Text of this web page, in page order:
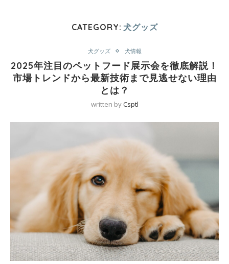
CATEGORY: 犬グッズ
犬グッズ 犬情報
2025年注目のペットフード展示会を徹底解説！
市場トレンドから最新技術まで見逃せない理由
とは？
written byCsptl